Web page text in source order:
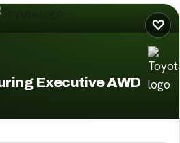
♡
Executive AWD